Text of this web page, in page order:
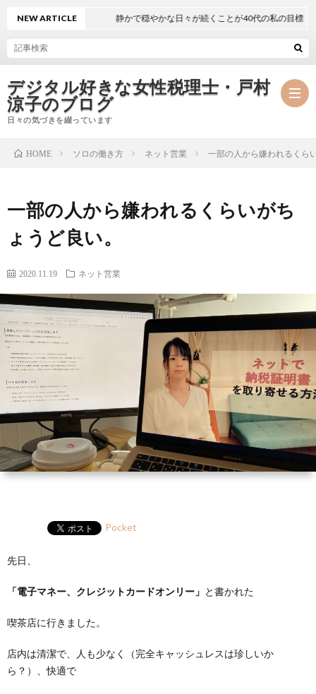
デジタル好きな女性税理士・戸村
涼子のブログ
日々の気づきを綴っています
ル
ガ
ミ
ナ
ー・
講
NEW ARTICLE 静かで穏やかな日々が続くことが40代の私の目標
HOME ソロの働き方 ネット営業 一部の人から嫌われるくら
一部の人から嫌われるくらいがち
ょうど良い。
2020.11.19 ネット営業
Pocket
先日、
「電子マネー、クレジットカードオンリー」 と書かれた
喫茶店に行きました。
店内は清潔で、人も少なく（完全キャッシュレスは珍しいか
ら？）、快適で